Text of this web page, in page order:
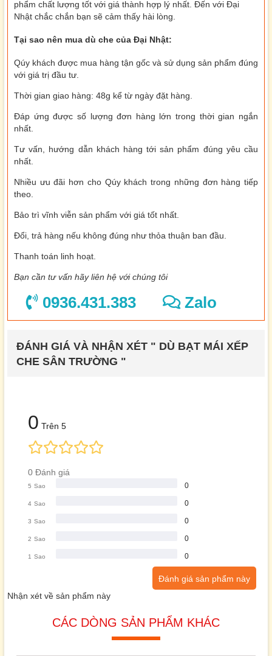
phẩm chất lượng tốt với giá thành hợp lý nhất. Đến với Đại
Nhật chắc chắn bạn sẽ cảm thấy hài lòng.
Tại sao nên mua dù che của Đại Nhật:
Qúy khách được mua hàng tận gốc và sử dụng sản phẩm đúng
với giá trị đầu tư.
Thời gian giao hàng: 48g kể từ ngày đặt hàng.
Đáp ứng được số lượng đơn hàng lớn trong thời gian ngắn
nhất.
Tư vấn, hướng dẫn khách hàng tới sản phẩm đúng yêu cầu
nhất.
Nhiều ưu đãi hơn cho Qúy khách trong những đơn hàng tiếp
theo.
Bảo trì vĩnh viễn sản phẩm với giá tốt nhất.
Đổi, trả hàng nếu không đúng như thỏa thuận ban đầu.
Thanh toán linh hoạt.
Bạn cần tư vấn hãy liên hệ với chúng tôi
0936.431.383 Zalo
ĐÁNH GIÁ VÀ NHẬN XÉT " DÙ BẠT MÁI XẾP
CHE SÂN TRƯỜNG "
0 Trên 5
0 Đánh giá
5 Sao 0
4 Sao 0
3 Sao 0
2 Sao 0
1 Sao 0
Đánh giá sản phẩm này
Nhận xét về sản phẩm này
CÁC DÒNG SẢN PHẨM KHÁC